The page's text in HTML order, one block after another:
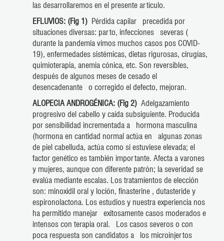
las desarrollaremos en el presente artículo.
EFLUVIOS: (Fig 1) Pérdida capilar precedida por
situaciones diversas: parto, infecciones severas (
durante la pandemia vimos muchos casos pos COVID-
19), enfermedades sistémicas, dietas rigurosas, cirugías,
quimioterapia, anemia cónica, etc. Son reversibles,
después de algunos meses de cesado el
desencadenante o corregido el defecto, mejoran.
ALOPECIA ANDROGÉNICA: (Fig 2) Adelgazamiento
progresivo del cabello y caída subsiguiente. Producida
por sensibilidad incrementada a hormona masculina
(hormona en cantidad normal actúa en algunas zonas
de piel cabelluda, actúa como si estuviese elevada; el
factor genético es también importante. Afecta a varones
y mujeres, aunque con diferente patrón; la severidad se
evalúa mediante escalas. Los tratamientos de elección
son: minoxidil oral y loción, finasterine , dutasteride y
espironolactona. Los estudios y nuestra experiencia nos
ha permitido manejar exitosamente casos moderados e
intensos con terapia oral. Los casos severos o con
poca respuesta son candidatos a los microinjertos